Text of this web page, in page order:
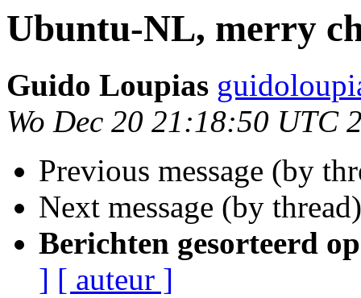
Ubuntu-NL, merry
Guido Loupias
Wo Dec 20 21:18:50 UTC
Previous message (by
Next message (by
Berichten gesorteerd
] [ auteur ]